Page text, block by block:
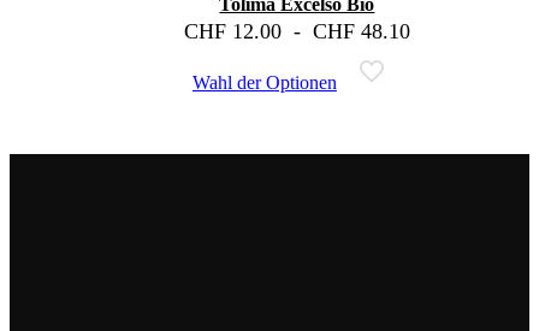
CHF12.00 - CHF48.10
Wahl der Optionen